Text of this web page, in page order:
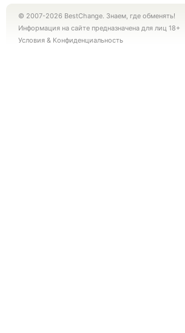
© 2007-2026 BestChange. Знаем, где обменять!
Информация на сайте предназначена для лиц 18+
Условия & Конфиденциальность